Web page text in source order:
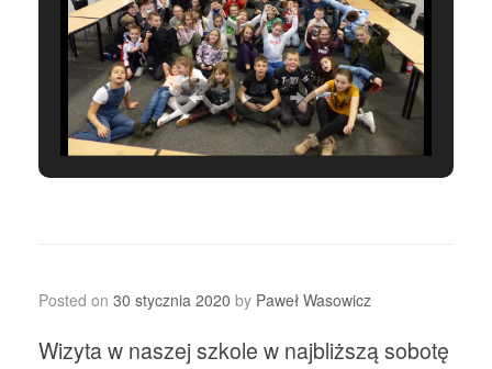
Posted on 30 stycznia 2020 by Paweł Wasowicz
Wizyta w naszej szkole w najbliższą sobotę